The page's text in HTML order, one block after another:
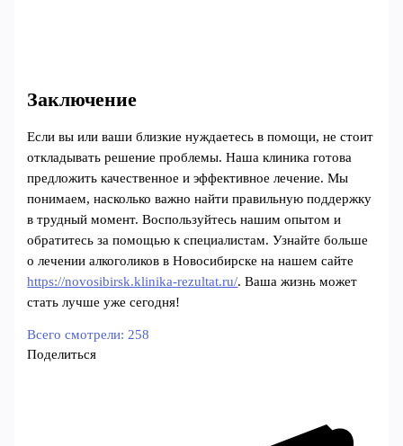
Заключение
Если вы или ваши близкие нуждаетесь в помощи, не стоит
откладывать решение проблемы. Наша клиника готова
предложить качественное и эффективное лечение. Мы
понимаем, насколько важно найти правильную поддержку
в трудный момент. Воспользуйтесь нашим опытом и
обратитесь за помощью к специалистам. Узнайте больше
о лечении алкоголиков в Новосибирске на нашем сайте
https://novosibirsk.klinika-rezultat.ru/. Ваша жизнь может
стать лучше уже сегодня!
Всего смотрели: 258
Поделиться